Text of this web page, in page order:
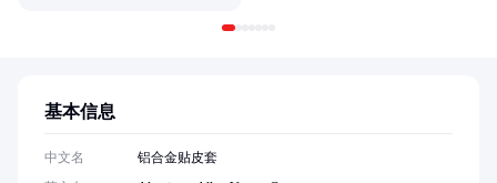
基本信息
中文名
铝合金贴皮套